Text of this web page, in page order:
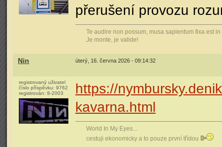
přerušení provozu
Te audire non possum, musa sapientum fixa est in
Je monte, je valide!
Nin úterý, 16. června 2026 - 09:14:32
registrovaný uživatel
číslo příspěvku: 9762
registrován: 8-2003
https://
kavarna.html
World In My Eyes...
cestuji ekonomicky a to pouze první třídou